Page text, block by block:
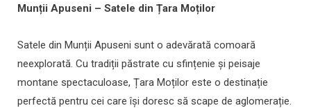
Munții Apuseni – Satele din Țara Moților
Satele din Munții Apuseni sunt o adevărată comoară
neexplorată. Cu tradiții păstrate cu sfințenie și peisaje
montane spectaculoase, Țara Moților este o destinație
perfectă pentru cei care își doresc să scape de aglomerație.